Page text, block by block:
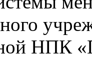
НПК